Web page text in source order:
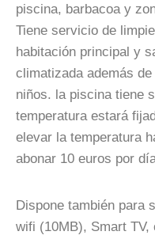
piscina, barbacoa y
Tiene servicio de
habitación principal y
climatizada además
niños. la piscina tiene
temperatura estará
elevar la temperatura
abonar 10 euros por
Dispone también para
wifi (10MB), Smart